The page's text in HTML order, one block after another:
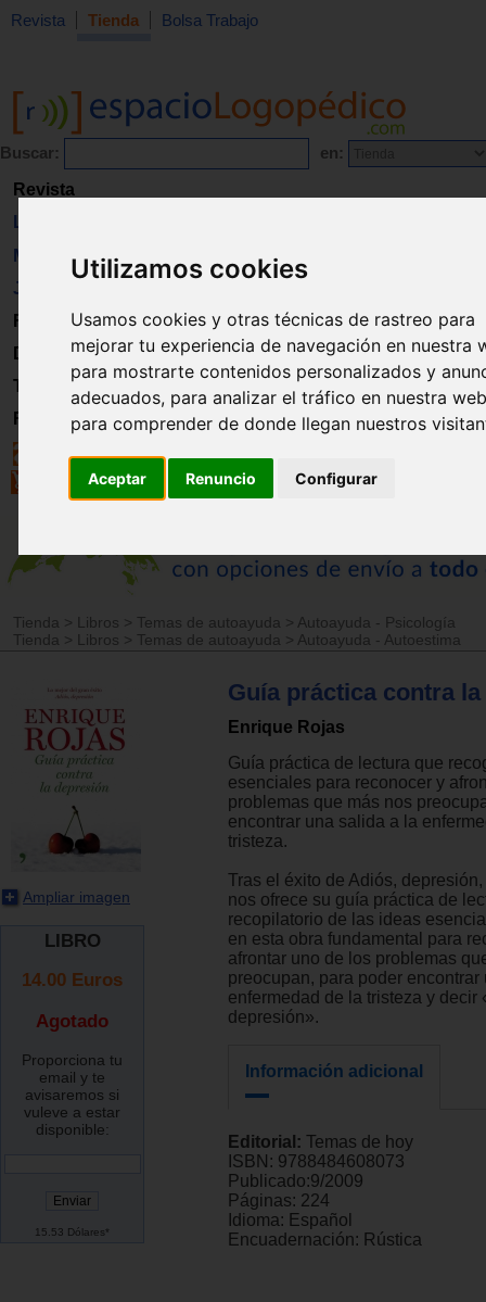
Utilizamos cookies
Usamos cookies y otras técnicas de rastreo para
mejorar tu experiencia de navegación en nuestra
para mostrarte contenidos personalizados y
adecuados, para analizar el tráfico en nuestra
para comprender de donde llegan nuestros
Aceptar Renuncio Configurar
Revista Tienda Bolsa Trabajo
Buscar: en:
Revista
Libros
Material
Juguetes
Formación
Directorio
Trabajo
Registro
Tienda > Libros > Temas de autoayuda > Autoayuda - Psicología
Tienda
> Libros > Temas de autoayuda > Autoayuda - Autoestima
Ampliar imagen
LIBRO
14.00 Euros
Agotado
Proporciona tu
email y te
avisaremos si
vuleve a estar
disponible:
15.53 Dólares*
Guía práctica contra
Enrique Rojas
Guía práctica de lectura que
esenciales para reconocer y
problemas que más nos
encontrar una salida a la
tristeza.
Tras el éxito de Adiós,
nos ofrece su guía práctica de
recopilatorio de las ideas
en esta obra fundamental para
afrontar uno de los problemas
preocupan, para poder
enfermedad de la tristeza y decir
depresión».
Información adicional
Editorial: Temas de hoy
ISBN: 9788484608073
Publicado:9/2009
Páginas: 224
Idioma: Español
Encuadernación: Rústica